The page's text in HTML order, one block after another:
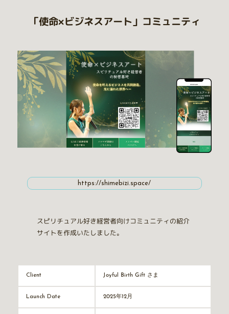
「使命×ビジネスアート」コミュニティ
https://shimebizi.space/
スピリチュアル好き経営者向けコミュニティの紹介
サイトを作成いたしました。
Client Joyful Birth Gift さま
Launch Date 2025年12月